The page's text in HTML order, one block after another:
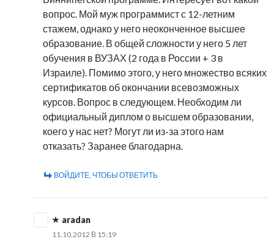
вопрос. Мой муж программист с 12-летним
стажем, однако у него неоконченное высшее
образование. В общей сложности у него 5 лет
обучения в ВУЗАХ (2 года в России + 3 в
Израиле). Помимо этого, у него множество всяких
сертификатов об окончании всевозможных
курсов. Вопрос в следующем. Необходим ли
официальный диплом о высшем образовании,
коего у нас нет? Могут ли из-за этого нам
отказать? Заранее благодарна.
ВОЙДИТЕ, ЧТОБЫ ОТВЕТИТЬ
aradan
11.10.2012 В 15:19